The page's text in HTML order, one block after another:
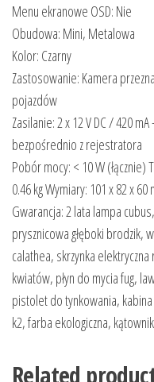
Menu ekranowe OSD: Nie
Obudowa: Mini, Metalowa
Kolor: Czarny
Zastosowanie: Kamera
pojazdów
Zasilanie: 2 x 12 V DC / 420
bezpośrednio z rejestratora
Pobór mocy: < 10 W (łącznie)
0.46 kg Wymiary: 101 x 82 x
Gwarancja: 2 lata lampa
prysznicowa głęboki
calathea, skrzynka
kwiatów, płyn do mycia fug,
pistolet do tynkowania,
k2, farba ekologiczna,
Related